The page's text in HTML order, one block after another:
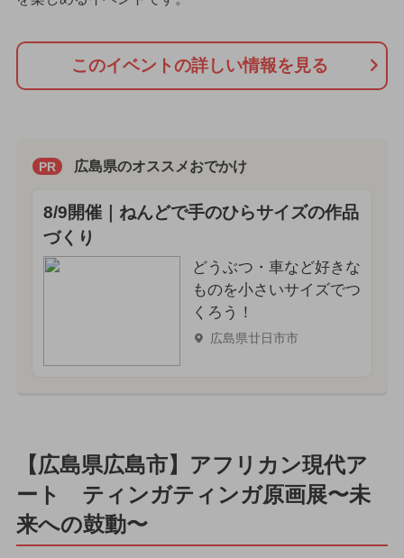
このイベントの詳しい情報を見る
PR 広島県のオススメおでかけ
8/9開催｜ねんどで手のひらサイズの作品
づくり
どうぶつ・車など好きな
ものを小さいサイズでつ
くろう！
広島県廿日市市
【広島県広島市】アフリカン現代ア
ート ティンガティンガ原画展〜未
来への鼓動〜